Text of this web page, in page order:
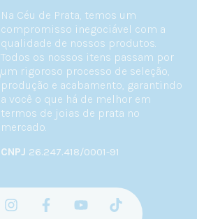
Na Céu de Prata, temos um
compromisso inegociável com a
qualidade de nossos produtos.
Todos os nossos itens passam por
um rigoroso processo de seleção,
produção e acabamento, garantindo
a você o que há de melhor em
termos de joias de prata no
mercado.
CNPJ 26.247.418/0001-91